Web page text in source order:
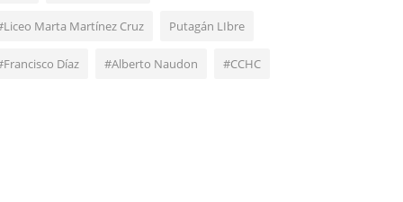
Marta Martínez Cruz Putagán LIbre
Díaz #Alberto Naudon #CCHC